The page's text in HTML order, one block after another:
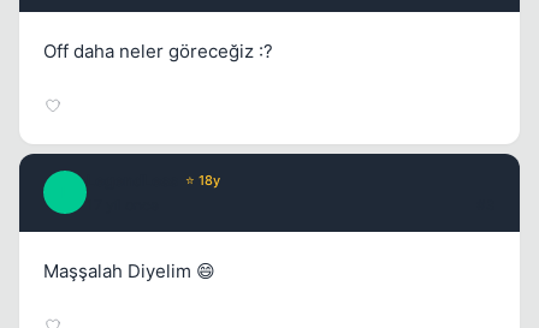
Off daha neler göreceğiz :?
⭐ 18y
Maşşalah Diyelim 😄